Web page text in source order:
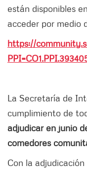
están disponibles
acceder por medio
https://
La Secretaría de
cumplimiento de
adjudicar en junio
comedores
Con la